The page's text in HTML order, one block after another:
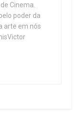
Cinema.
poder da
arte em nós